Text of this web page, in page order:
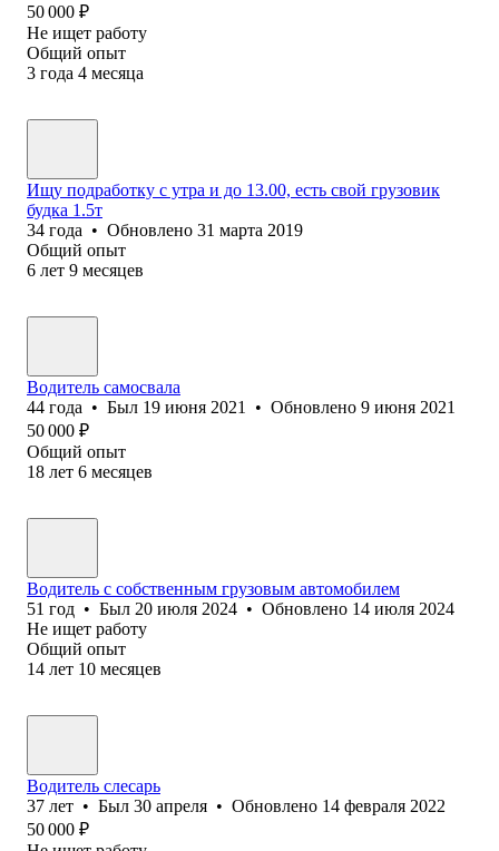
50 000 ₽
Не ищет работу
Общий опыт
3 года 4 месяца
Ищу подработку с утра и до 13.00, есть свой грузовик
будка 1.5т
34 года • Обновлено 31 марта 2019
Общий опыт
6 лет 9 месяцев
Водитель самосвала
44 года • Был 19 июня 2021 • Обновлено 9 июня 2021
50 000 ₽
Общий опыт
18 лет 6 месяцев
Водитель с собственным грузовым автомобилем
51 год • Был 20 июля 2024 • Обновлено 14 июля 2024
Не ищет работу
Общий опыт
14 лет 10 месяцев
Водитель слесарь
37 лет • Был 30 апреля • Обновлено 14 февраля 2022
50 000 ₽